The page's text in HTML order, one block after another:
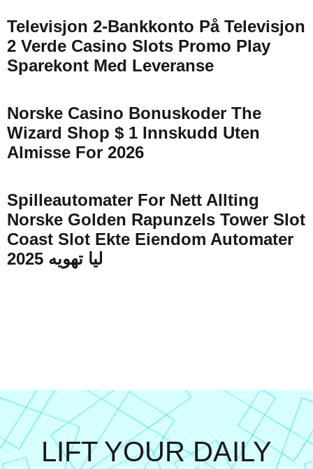
Televisjon 2-Bankkonto På Televisjon
2 Verde Casino Slots Promo Play
Sparekont Med Leveranse
Norske Casino Bonuskoder The
Wizard Shop $ 1 Innskudd Uten
Almisse For 2026
Spilleautomater For Nett Allting
Norske Golden Rapunzels Tower Slot
Coast Slot Ekte Eiendom Automater
2025 لیا تهویه
LIFT YOUR DAILY